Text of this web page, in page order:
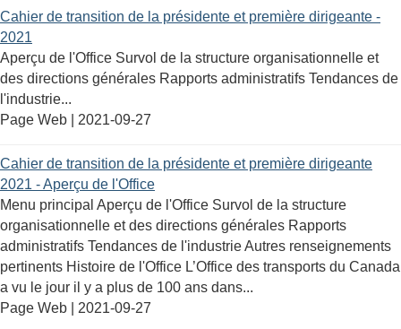
Cahier de transition de la présidente et première dirigeante -
2021
Aperçu de l'Office Survol de la structure organisationnelle et
des directions générales Rapports administratifs Tendances de
l'industrie...
Page Web | 2021-09-27
Cahier de transition de la présidente et première dirigeante
2021 - Aperçu de l'Office
Menu principal Aperçu de l'Office Survol de la structure
organisationnelle et des directions générales Rapports
administratifs Tendances de l'industrie Autres renseignements
pertinents Histoire de l'Office L’Office des transports du Canada
a vu le jour il y a plus de 100 ans dans...
Page Web | 2021-09-27